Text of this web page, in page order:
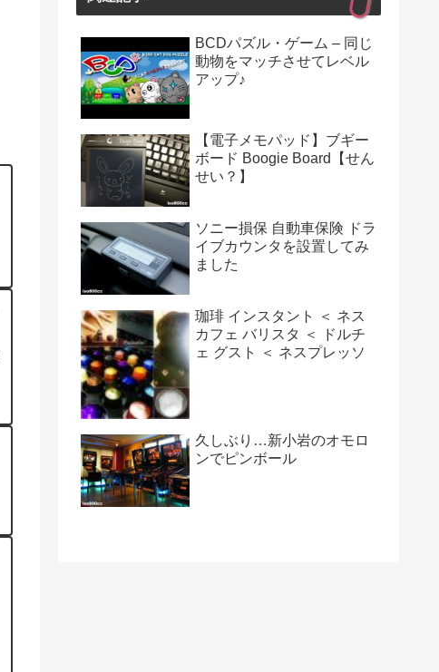
BCDパズル・ゲーム – 同じ
動物をマッチさせてレベル
アップ♪
【電子メモパッド】ブギー
ボード Boogie Board【せん
せい？】
ソニー損保 自動車保険 ドラ
イブカウンタを設置してみ
ました
珈琲 インスタント ＜ ネス
カフェ バリスタ ＜ ドルチ
ェ グスト ＜ ネスプレッソ
久しぶり…新小岩のオモロ
ンでピンボール